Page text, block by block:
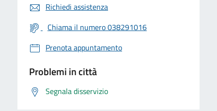
Richiedi assistenza
Chiama il numero 038291016
Prenota appuntamento
Problemi in città
Segnala disservizio